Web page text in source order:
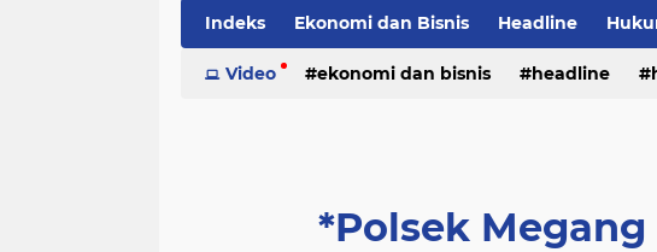
Indeks
Ekonomi dan Bisnis Headline
Sosial dan Budaya Sumsel Update
Video ekonomi dan bisnis headline
*Polsek